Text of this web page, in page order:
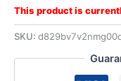
This product is
SKU: